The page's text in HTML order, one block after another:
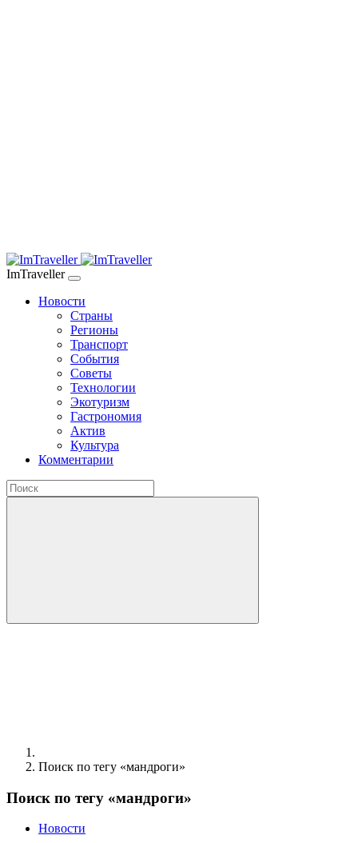
ImTraveller
Новости
Страны
Регионы
Транспорт
События
Советы
Технологии
Экотуризм
Гастрономия
Актив
Культура
Комментарии
Поиск по тегу «мандроги»
Поиск по тегу «мандроги»
Новости